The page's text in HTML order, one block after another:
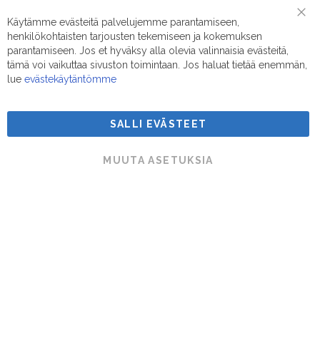
Puhelin/Whatsapp:
Sähköposti:myynti@suodatinmestarit.fi
Suodatinmestarit © 2026
Käytämme evästeitä palvelujemme parantamiseen,
henkilökohtaisten tarjousten tekemiseen ja kokemuksen
parantamiseen. Jos et hyväksy alla olevia valinnaisia evästeitä,
tämä voi vaikuttaa sivuston toimintaan. Jos haluat tietää enemmän,
lue evästekäytäntömme
SALLI EVÄSTEET
MUUTA ASETUKSIA